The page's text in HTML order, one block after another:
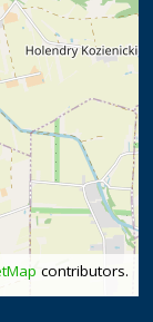
contributors.